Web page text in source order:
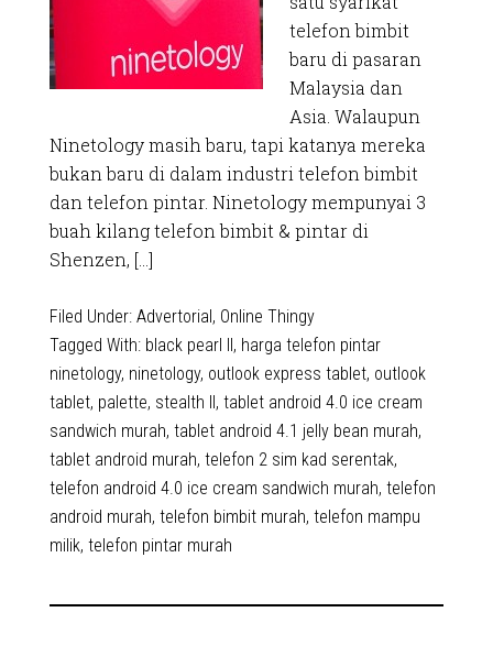
telefon bimbit
baru di pasaran
Malaysia dan
Asia. Walaupun
Ninetology masih baru, tapi katanya mereka
bukan baru di dalam industri telefon bimbit
dan telefon pintar. Ninetology mempunyai 3
buah kilang telefon bimbit & pintar di
Shenzen, […]
Filed Under: Advertorial, Online Thingy
Tagged With: black pearl II, harga telefon pintar
ninetology, ninetology, outlook express tablet, outlook
tablet, palette, stealth II, tablet android 4.0 ice cream
sandwich murah, tablet android 4.1 jelly bean murah,
tablet android murah, telefon 2 sim kad serentak,
telefon android 4.0 ice cream sandwich murah, telefon
android murah, telefon bimbit murah, telefon mampu
milik, telefon pintar murah